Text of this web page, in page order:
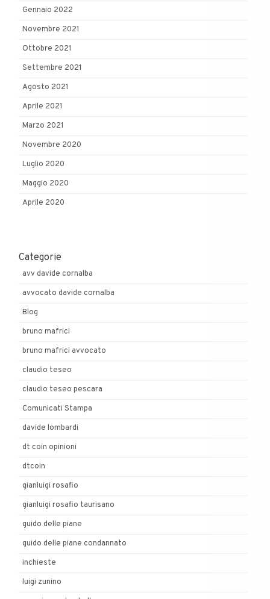
Gennaio 2022
Novembre 2021
Ottobre 2021
Settembre 2021
Agosto 2021
Aprile 2021
Marzo 2021
Novembre 2020
Luglio 2020
Maggio 2020
Aprile 2020
Categorie
avv davide cornalba
avvocato davide cornalba
Blog
bruno mafrici
bruno mafrici avvocato
claudio teseo
claudio teseo pescara
Comunicati Stampa
davide lombardi
dt coin opinioni
dtcoin
gianluigi rosafio
gianluigi rosafio taurisano
guido delle piane
guido delle piane condannato
inchieste
luigi zunino